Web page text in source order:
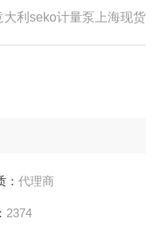
大利seko计量泵上海现货
： 代理商
2374